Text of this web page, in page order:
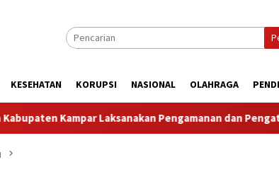
KESEHATAN KORUPSI NASIONAL OLAHRAGA
dan Pengaturan Lalu Lintas Dalam Rangka